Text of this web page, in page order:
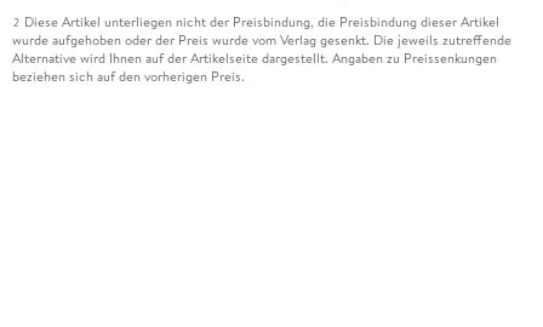
2 Diese Artikel unterliegen nicht der Preisbindung, die Preisbindung dieser Artikel
wurde aufgehoben oder der Preis wurde vom Verlag gesenkt. Die jeweils zutreffende
Alternative wird Ihnen auf der Artikelseite dargestellt. Angaben zu Preissenkungen
beziehen sich auf den vorherigen Preis.